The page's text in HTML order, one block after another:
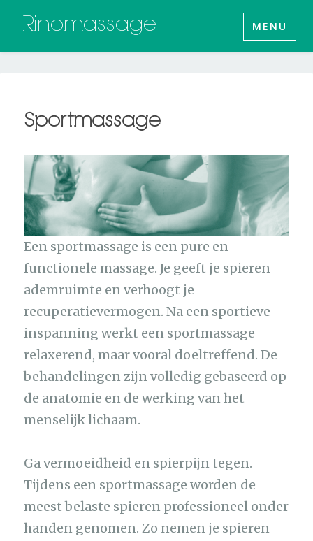
content
Rinomassage MENU
Sportmassage
Een sportmassage is een pure en
functionele massage. Je geeft je spieren
ademruimte en verhoogt je
recuperatievermogen. Na een sportieve
inspanning werkt een sportmassage
relaxerend, maar vooral doeltreffend. De
behandelingen zijn volledig gebaseerd op
de anatomie en de werking van het
menselijk lichaam.
Ga vermoeidheid en spierpijn tegen.
Tijdens een sportmassage worden de
meest belaste spieren professioneel onder
handen genomen. Zo nemen je spieren